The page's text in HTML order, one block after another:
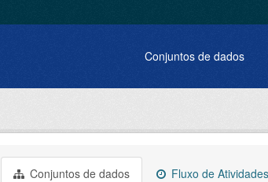
Conjuntos de dados
Conjuntos de dados Fluxo de Atividades